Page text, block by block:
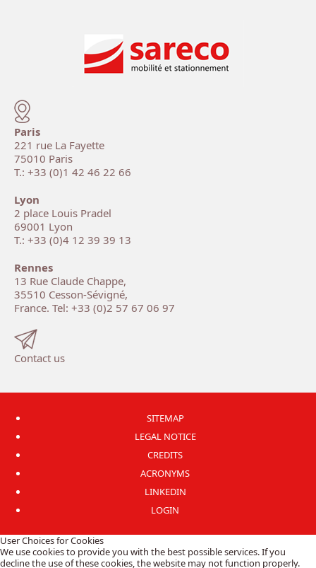
Paris
221 rue La Fayette
75010 Paris
T.: +33 (0)1 42 46 22 66
Lyon
2 place Louis Pradel
69001 Lyon
T.: +33 (0)4 12 39 39 13
Rennes
13 Rue Claude Chappe,
35510 Cesson-Sévigné,
France. Tel: +33 (0)2 57 67 06 97
Contact us
SITEMAP
LEGAL NOTICE
CREDITS
ACRONYMS
LINKEDIN
LOGIN
User Choices for Cookies
We use cookies to provide you with the best possible services. If you
decline the use of these cookies, the website may not function properly.